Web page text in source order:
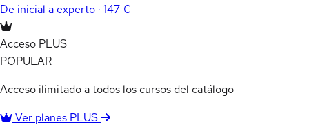
De inicial a experto · 147 €
Acceso PLUS
POPULAR
Acceso ilimitado a todos los cursos del catálogo
Ver planes PLUS